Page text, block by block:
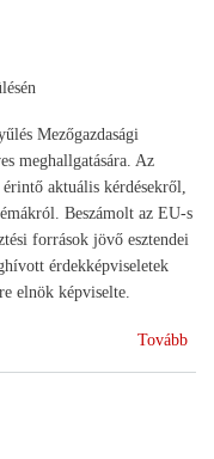
Mezőgazdasági
meghallgatására. Az
aktuális kérdésekről,
Beszámolt az EU-s
források jövő esztendei
érdekképviseletek
elnök képviselte.
Tovább